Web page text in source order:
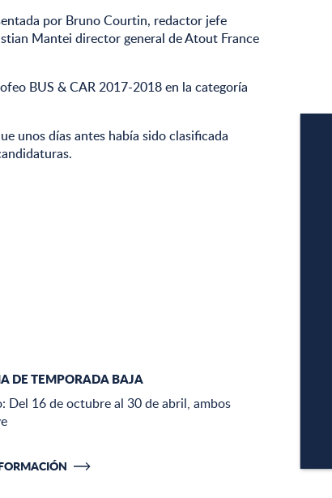
por Bruno Courtin, redactor jefe
Mantei director general de Atout France
BUS & CAR 2017-2018 en la categoría
unos días antes había sido clasificada
DE TEMPORADA BAJA
Del 16 de octubre al 30 de abril, ambos